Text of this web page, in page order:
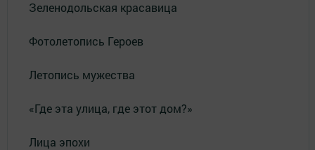
Зеленодольская красавица
Фотолетопись Героев
Летопись мужества
«Где эта улица, где этот дом?»
Лица эпохи